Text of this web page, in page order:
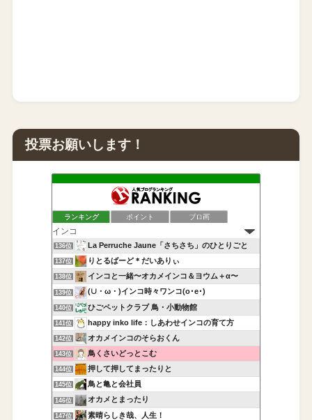
投票お願いします！
ランキング ポイント ブロ画
136位 La Perruche Jaune「さちさち」のひとりごと
137位 りとるばーど＊だいありぃ
138位 インコと一緒〜オカメインコ＆ヨウム＋α〜
139位 (∪・ω・)インコ時々ワンコ(o･e･)
140位 ひごペットクラブ 鳥・小動物館
141位 happy inko life：しあわせインコの育て方
142位 オカメインコのそらおくん
143位 鳥くさいどっとこむ
144位 押して押してまったりと
145位 鳥と亀と会社員
146位 オカメとまったり
147位 素晴らしき哉、人生！